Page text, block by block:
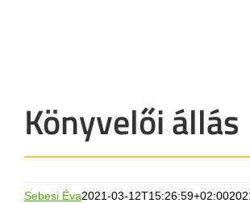
Könyvelői állás
Sebesi Éva2021-03-12T15:26:59+02:00